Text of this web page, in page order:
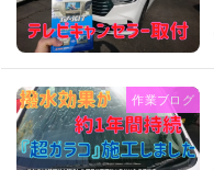
作業ブログ